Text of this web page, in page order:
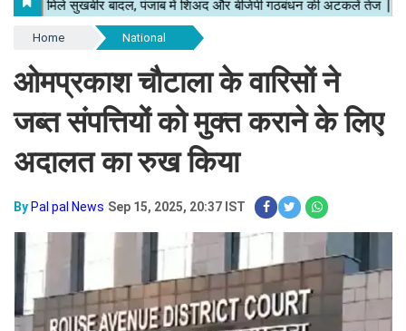
Home National
ओमप्रकाश चौटाला के वारिसों ने
जब्त संपत्तियों को मुक्त कराने के लिए
अदालत का रुख किया
By Pal pal News Sep 15, 2025, 20:37 IST